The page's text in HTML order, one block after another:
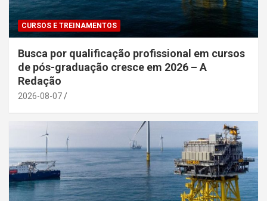
CURSOS E TREINAMENTOS
Busca por qualificação profissional em cursos
de pós-graduação cresce em 2026 – A
Redação
2026-08-07